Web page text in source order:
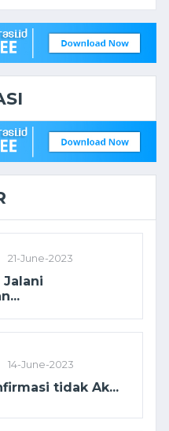
21-June-2023
Jalani
14-June-2023
tidak Ak...